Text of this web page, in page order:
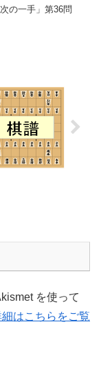
の一手」第36問
を使って
はこちらをご覧